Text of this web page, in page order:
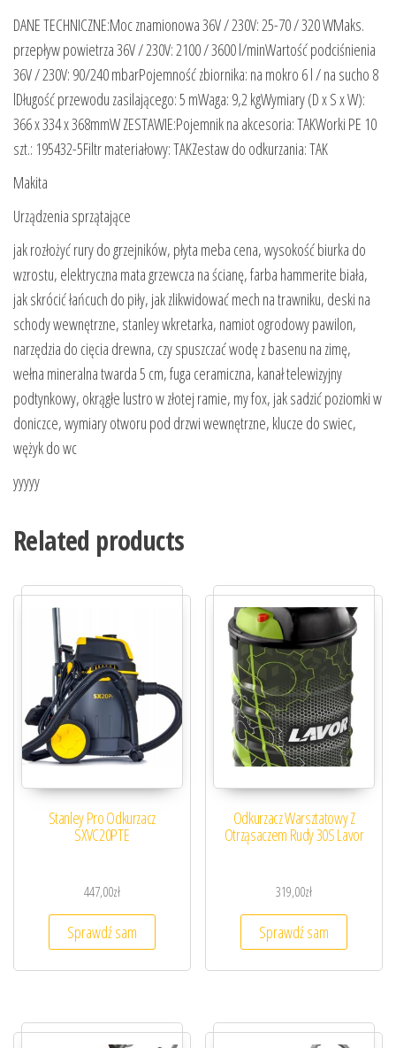
DANE TECHNICZNE:Moc znamionowa 36V / 230V: 25-70 / 320 WMaks.
przepływ powietrza 36V / 230V: 2100 / 3600 l/minWartość podciśnienia
36V / 230V: 90/240 mbarPojemność zbiornika: na mokro 6 l / na sucho 8
lDługość przewodu zasilającego: 5 mWaga: 9,2 kgWymiary (D x S x W):
366 x 334 x 368mmW ZESTAWIE:Pojemnik na akcesoria: TAKWorki PE 10
szt.: 195432-5Filtr materiałowy: TAKZestaw do odkurzania: TAK
Makita
Urządzenia sprzątające
jak rozłożyć rury do grzejników, płyta meba cena, wysokość biurka do
wzrostu, elektryczna mata grzewcza na ścianę, farba hammerite biała,
jak skrócić łańcuch do piły, jak zlikwidować mech na trawniku, deski na
schody wewnętrzne, stanley wkretarka, namiot ogrodowy pawilon,
narzędzia do cięcia drewna, czy spuszczać wodę z basenu na zimę,
wełna mineralna twarda 5 cm, fuga ceramiczna, kanał telewizyjny
podtynkowy, okrągłe lustro w złotej ramie, my fox, jak sadzić poziomki w
doniczce, wymiary otworu pod drzwi wewnętrzne, klucze do swiec,
wężyk do wc
yyyyy
Related products
Stanley Pro Odkurzacz
SXVC20PTE
447,00zł
Sprawdź sam
Odkurzacz Warsztatowy Z
Otrząsaczem Rudy 30S Lavor
319,00zł
Sprawdź sam